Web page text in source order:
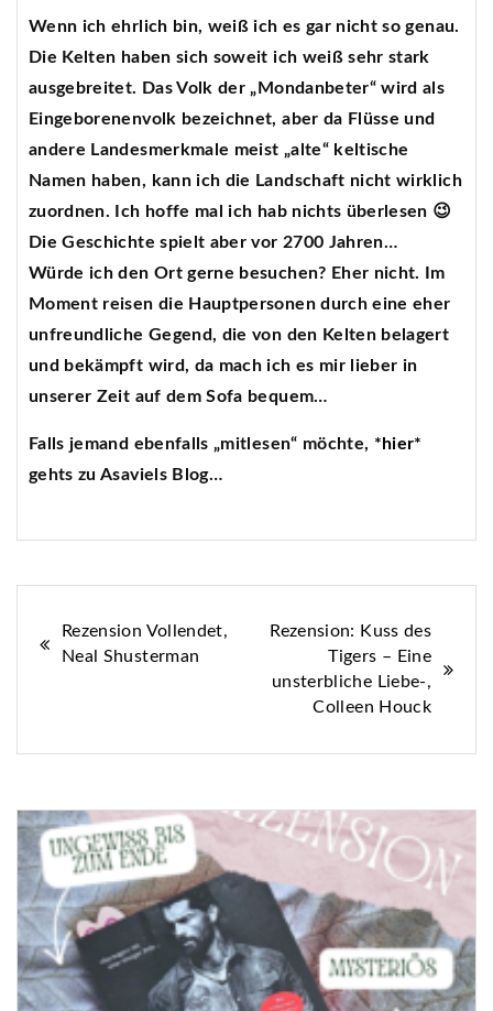
Wenn ich ehrlich bin, weiß ich es gar nicht so genau.
Die Kelten haben sich soweit ich weiß sehr stark
ausgebreitet. Das Volk der „Mondanbeter“ wird als
Eingeborenenvolk bezeichnet, aber da Flüsse und
andere Landesmerkmale meist „alte“ keltische
Namen haben, kann ich die Landschaft nicht wirklich
zuordnen. Ich hoffe mal ich hab nichts überlesen 😉
Die Geschichte spielt aber vor 2700 Jahren…
Würde ich den Ort gerne besuchen? Eher nicht. Im
Moment reisen die Hauptpersonen durch eine eher
unfreundliche Gegend, die von den Kelten belagert
und bekämpft wird, da mach ich es mir lieber in
unserer Zeit auf dem Sofa bequem…
Falls jemand ebenfalls „mitlesen“ möchte, *hier*
gehts zu Asaviels Blog…
Beitragsnavigation
Rezension Vollendet,
Neal Shusterman
Rezension: Kuss des
Tigers – Eine
unsterbliche Liebe-,
Colleen Houck